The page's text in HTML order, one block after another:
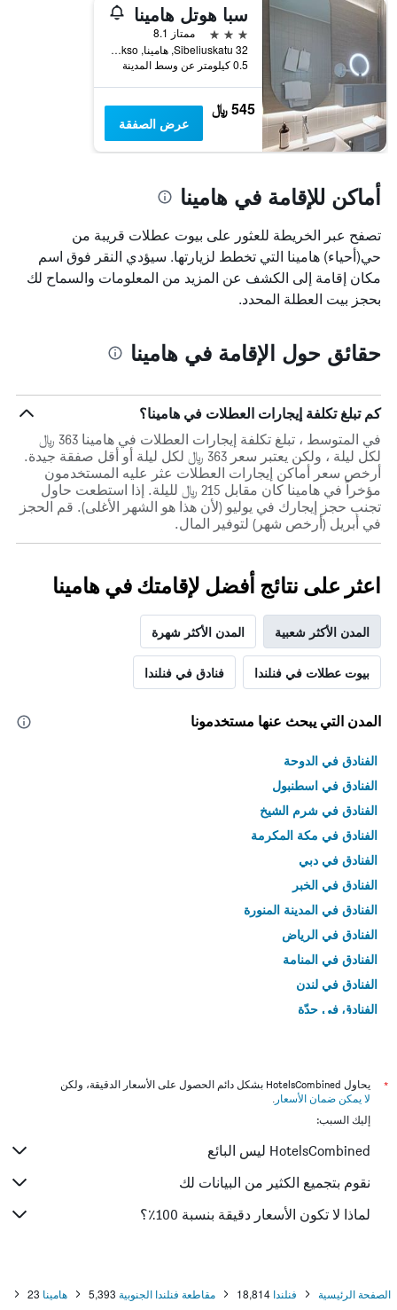
سبا هوتل هامينا
3 نجوم
ممتاز 8.1
Sibeliuskatu 32, هامينا, Kymenlaakso, فنلندا
0.5 كيلومتر عن وسط المدينة
545 ﷼
عرض الصفقة
أماكن للإقامة في هامينا
تصفح عبر الخريطة للعثور على بيوت عطلات قريبة من
حي(أحياء) هامينا التي تخطط لزيارتها. سيؤدي النقر فوق اسم
مكان إقامة إلى الكشف عن المزيد من المعلومات والسماح لك
بحجز بيت العطلة المحدد.
حقائق حول الإقامة في هامينا
كم تبلغ تكلفة إيجارات العطلات في هامينا؟
في المتوسط ، تبلغ تكلفة إيجارات العطلات في هامينا 363 ﷼
لكل ليلة ، ولكن يعتبر سعر 363 ﷼ لكل ليلة أو أقل صفقة جيدة.
أرخص سعر أماكن إيجارات العطلات عثر عليه المستخدمون
مؤخراً في هامينا كان مقابل 215 ﷼ لليلة. إذا استطعت حاول
تجنب حجز إيجارك في يوليو (لأن هذا هو الشهر الأغلى). قم الحجز
في أبريل (أرخص شهر) لتوفير المال.
اعثر على نتائج أفضل لإقامتك في هامينا
المدن الأكثر شعبية المدن الأكثر شهرة
بيوت عطلات في فنلندا فنادق في فنلندا
المدن التي يبحث عنها مستخدمونا
الفنادق في الدوحة
الفنادق في اسطنبول
الفنادق في شرم الشيخ
الفنادق في مكة المكرمة
الفنادق في دبي
الفنادق في الخبر
الفنادق في المدينة المنورة
الفنادق في الرياض
الفنادق في المنامة
الفنادق في لندن
الفنادق في جدّة
*
يحاول HotelsCombined بشكل دائم الحصول على الأسعار الدقيقة، ولكن
لا يمكن ضمان الأسعار .
إليك السبب:
HotelsCombined ليس البائع
نقوم بتجميع الكثير من البيانات لك
لماذا لا تكون الأسعار دقيقة بنسبة 100٪؟
الصفحة الرئيسية فنلندا 18,814 مقاطعة فنلندا الجنوبية 5,393 هامينا 23